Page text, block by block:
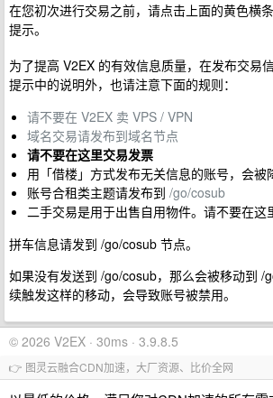
在您初次进行交易之前，请点击上面的黄色横
提示。
为了提高 V2EX 的有效信息质量，在发布交易
提示中的说明外，也请注意下面的规则：
请不要在 V2EX 卖 VPS / VPN
域名交易请发布到域名节点
请不要在这里交易发票
用「借楼」方式发布无关信息的账号，会被
账号合租类主题请发布到 /go/cosub
二手交易是用于出售自用物件。请不要在这
拼车信息请发到 /go/cosub 节点。
如果没有发送到 /go/cosub，那么会被移动到 /
续触发这样的移动，会导致账号被禁用。
© 2026 V2EX · 30ms · 3.9.8.5
👉 图灵云融合CDN加速，大厂资源、比价全网